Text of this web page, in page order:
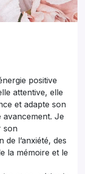
positive
attentive, elle
et adapte son
Je
son
l’anxiété, des
la mémoire et le